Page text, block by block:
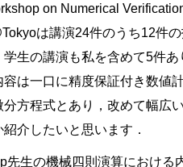
on Numerical
は講演24件のうち12件
生の講演も私を含めて5件あ
は一口に精度保証付き数値
方程式とあり，改めて幅広
介したいと思います．
生の機械四則演算における